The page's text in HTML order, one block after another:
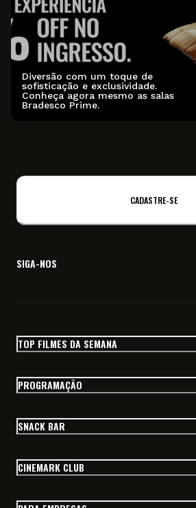
Diversão com um toque de
sofisticação e exclusividade.
Conheça agora mesmo as salas
Bradesco Prime.
CADASTRE-SE
SIGA-NOS
TOP FILMES DA SEMANA
PROGRAMAÇÃO
SNACK BAR
CINEMARK CLUB